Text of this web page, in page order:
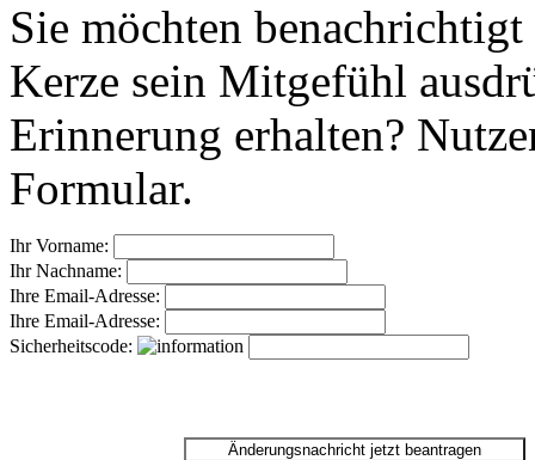
Sie möchten
Kerze sein Mitgefühl
Erinnerung erhalten?
Formular.
Ihr Vorname:
Ihr Nachname:
Ihre Email-Adresse:
Ihre Email-Adresse:
Sicherheitscode: